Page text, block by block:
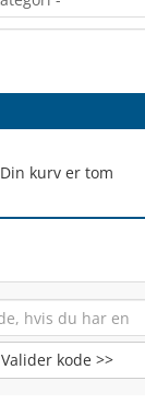
Din kurv er tom
Valider kode >>